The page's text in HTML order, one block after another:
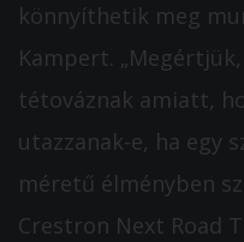
könnyíthetik meg
Kampert.
tétováznak amiatt,
utazzanak-e, ha egy
méretű élményben
Crestron Next Road